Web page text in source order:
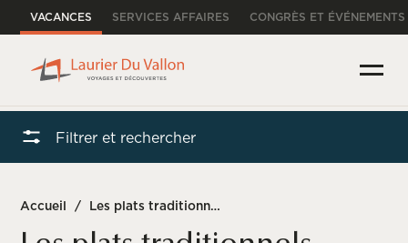
VACANCES SERVICES AFFAIRES CONGRÈS ET ÉVÉNEMENTS
Filtrer et rechercher
Accueil / Les plats traditionnels dominicains que vous devez essayer